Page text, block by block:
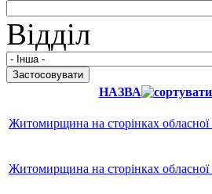
Відділ
НАЗВА
Житомирщина на сторінках обласної
Житомирщина на сторінках обласної